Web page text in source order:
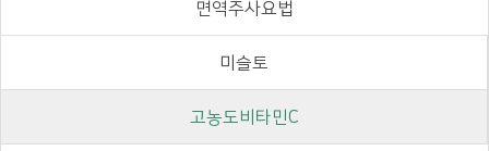
면역주사요법
미슬토
고농도비타민C